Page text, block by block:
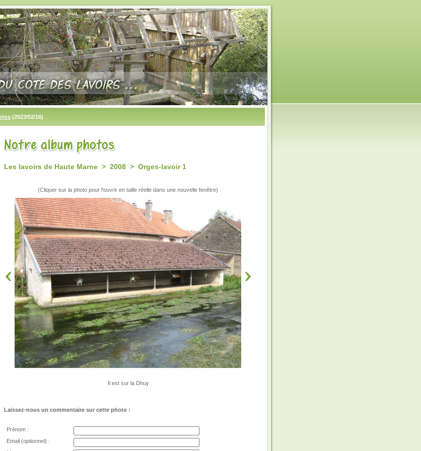
(2023/02/16)
Les lavoirs de Haute Marne > 2008 > Orges-lavoir 1
(Cliquer sur la photo pour l'ouvrir en taille réelle dans une nouvelle fenêtre)
Il est sur la Dhuy
Laissez-nous un commentaire sur cette photo :
Prénom :
Email (optionnel) :